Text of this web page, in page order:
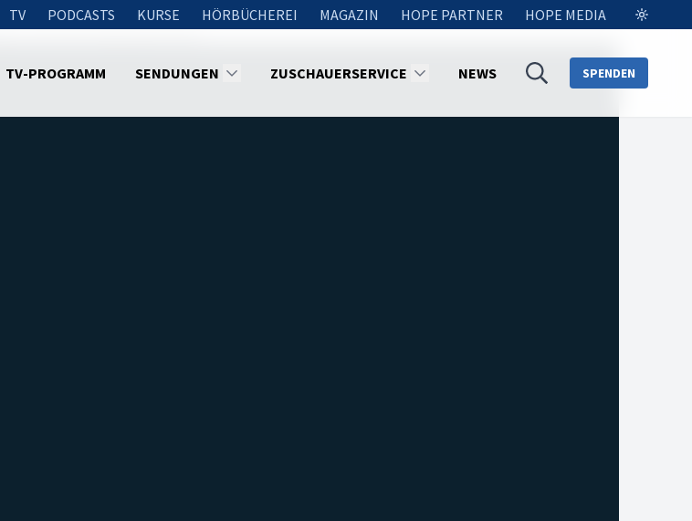
TV PODCASTS KURSE HÖRBÜCHEREI MAGAZIN HOPE PARTNER HOPE MEDIA
TV-PROGRAMM SENDUNGEN ZUSCHAUERSERVICE NEWS SPENDEN